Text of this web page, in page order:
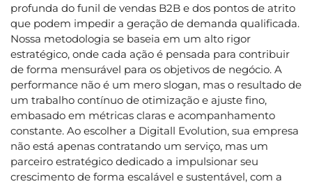
profunda do funil de vendas B2B e dos pontos de atrito
que podem impedir a geração de demanda qualificada.
Nossa metodologia se baseia em um alto rigor
estratégico, onde cada ação é pensada para contribuir
de forma mensurável para os objetivos de negócio. A
performance não é um mero slogan, mas o resultado de
um trabalho contínuo de otimização e ajuste fino,
embasado em métricas claras e acompanhamento
constante. Ao escolher a Digitall Evolution, sua empresa
não está apenas contratando um serviço, mas um
parceiro estratégico dedicado a impulsionar seu
crescimento de forma escalável e sustentável, com a